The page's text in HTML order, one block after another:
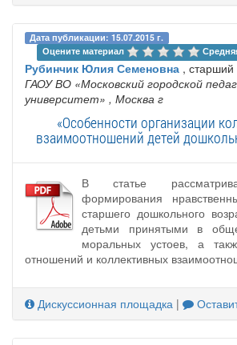
Дата публикации: 15.07.2015 г.
Оцените материал
Рубинчик Юлия Семеновна , старший
ГАОУ ВО «Московский городской
университет» , Москва г
«Особенности организации
взаимоотношений детей
В статье
формирования
старшего дошкольного
детьми принятыми в
моральных устоев, а
отношений и коллективных
Дискуссионная площадка |